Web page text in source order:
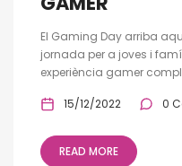
El Gaming Day arriba
jornada per a joves i
experiència gamer
15/12/2022 0
READ MORE